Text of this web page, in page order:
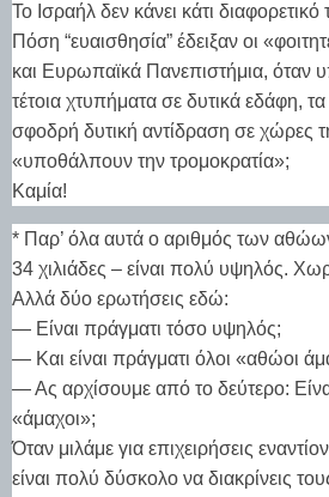
Το Ισραήλ δεν κάνει κάτι
Πόση “ευαισθησία” έδειξαν οι
και Ευρωπαϊκά Πανεπιστήμια, όταν
τέτοια χτυπήματα σε δυτικά εδάφη,
σφοδρή δυτική αντίδραση σε χώρες
«υποθάλπουν την τρομοκρατία»;
Καμία!
* Παρ’ όλα αυτά ο αριθμός των
34 χιλιάδες – είναι πολύ υψηλός.
Αλλά δύο ερωτήσεις εδώ:
— Είναι πράγματι τόσο υψηλός;
— Και είναι πράγματι όλοι «αθώοι
— Ας αρχίσουμε από το δεύτερο:
«άμαχοι»;
Όταν μιλάμε για επιχειρήσεις
είναι πολύ δύσκολο να διακρίνεις